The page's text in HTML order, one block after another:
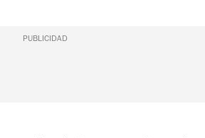
PUBLICIDAD